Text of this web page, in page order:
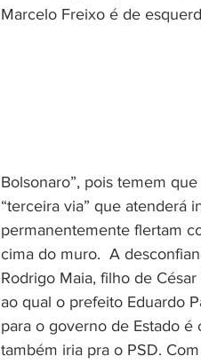
Marcelo Freixo é de
Bolsonaro”, pois temem
“terceira via” que atenderá
permanentemente flertam
cima do muro.  A
Rodrigo Maia, filho de
ao qual o prefeito Eduardo
para o governo de Estado
também iria pra o PSD.